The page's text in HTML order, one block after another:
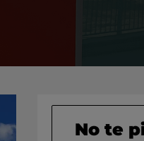
No te